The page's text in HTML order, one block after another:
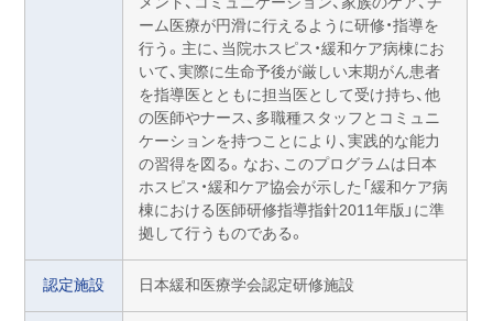
ーム医療が円滑に行えるように研修・指導を
行う。主に、当院ホスピス・緩和ケア病棟にお
いて、実際に生命予後が厳しい末期がん患者
を指導医とともに担当医として受け持ち、他
の医師やナース、多職種スタッフとコミュニ
ケーションを持つことにより、実践的な能力
の習得を図る。なお、このプログラムは日本
ホスピス・緩和ケア協会が示した「緩和ケア病
棟における医師研修指導指針2011年版」に準
拠して行うものである。
認定施設 日本緩和医療学会認定研修施設